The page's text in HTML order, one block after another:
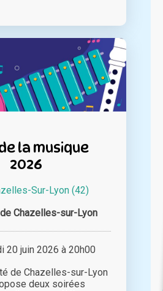
la musique
2026
Sur-Lyon (42)
Chazelles-sur-Lyon
juin 2026 à 20h00
de Chazelles-sur-Lyon
deux soirées